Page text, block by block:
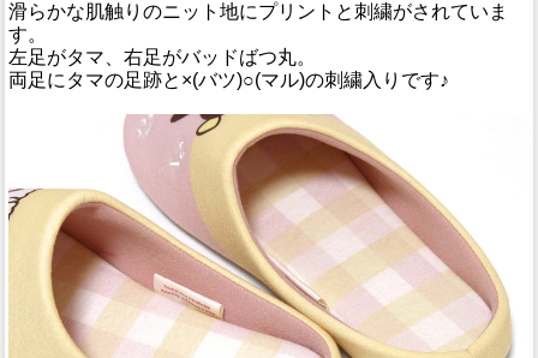
滑らかな肌触りのニット地にプリントと刺繍がされていま
す。
左足がタマ、右足がバッドばつ丸。
両足にタマの足跡と×(バツ)○(マル)の刺繍入りです♪